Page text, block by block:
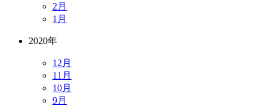
2月
1月
2020年
12月
11月
10月
9月